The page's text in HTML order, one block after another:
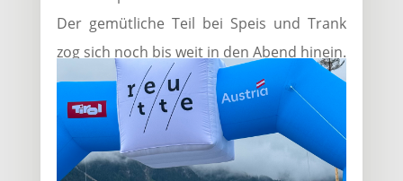
Der gemütliche Teil bei Speis und Trank
zog sich noch bis weit in den Abend hinein.